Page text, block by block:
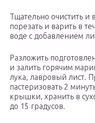
Тщательно очистить
порезать и варить в
воде с добавлением
Разложить
и залить горячим
лука, лавровый лист.
пастеризовать 2
крышки, хранить в
до 15 градусов.